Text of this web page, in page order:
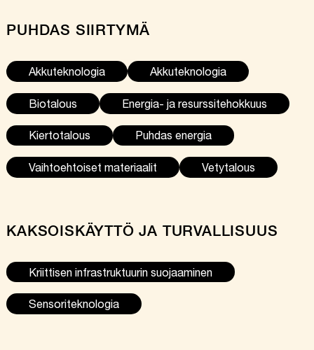
PUHDAS SIIRTYMÄ
Akkuteknologia Akkuteknologia
Biotalous Energia- ja resurssitehokkuus
Kiertotalous Puhdas energia
Vaihtoehtoiset materiaalit Vetytalous
KAKSOISKÄYTTÖ JA TURVALLISUUS
Kriittisen infrastruktuurin suojaaminen
Sensoriteknologia